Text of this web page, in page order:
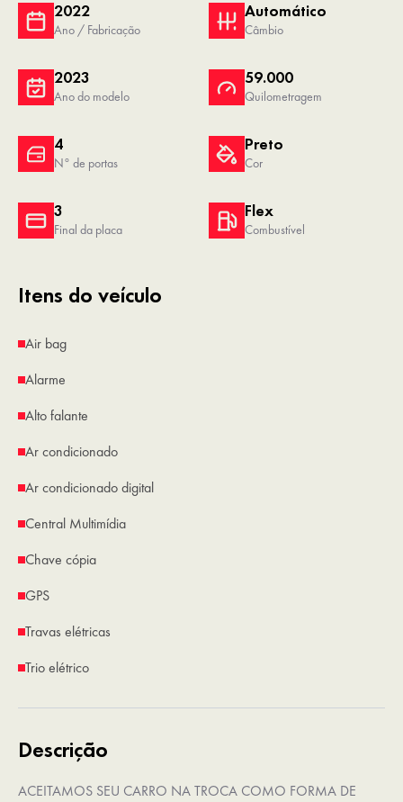
2022
Ano / Fabricação
Automático
Câmbio
4
N° de portas
Preto
Cor
2023
Ano do modelo
59.000
Quilometragem
3
Final da placa
Flex
Combustível
Itens do veículo
Air bag
Alarme
Alto falante
Ar condicionado
Ar condicionado digital
Central Multimídia
Chave cópia
GPS
Travas elétricas
Trio elétrico
Descrição
ACEITAMOS SEU CARRO NA TROCA COMO FORMA DE